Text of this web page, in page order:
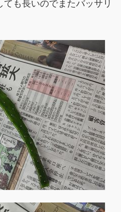
も長いのでまたバッサリ